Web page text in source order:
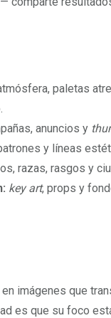
paletas
anuncios y
y líneas
razas, rasgos y
key art, props y
imágenes que
es que su foco